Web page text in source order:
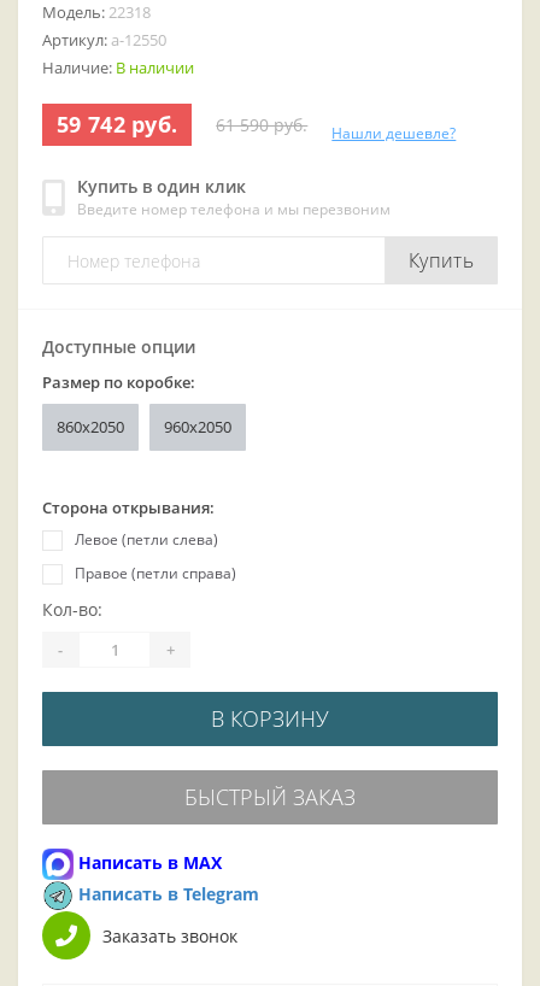
Модель:22318
Артикул: a-12550
Наличие: В наличии
59 742 руб. 61 590 руб. Нашли дешевле?
Купить в один клик
Введите номер телефона и мы перезвоним
Купить
Доступные опции
Размер по коробке:
860x2050 960x2050
Сторона открывания:
Левое (петли слева)
Правое (петли справа)
Кол-во:
- +
В КОРЗИНУ
БЫСТРЫЙ ЗАКАЗ
Написать в MAX
Написать в Telegram
Заказать звонок